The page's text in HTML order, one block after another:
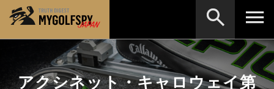
アクシネット・キャロウェイ第
MOST WANTED テストランキング
検索